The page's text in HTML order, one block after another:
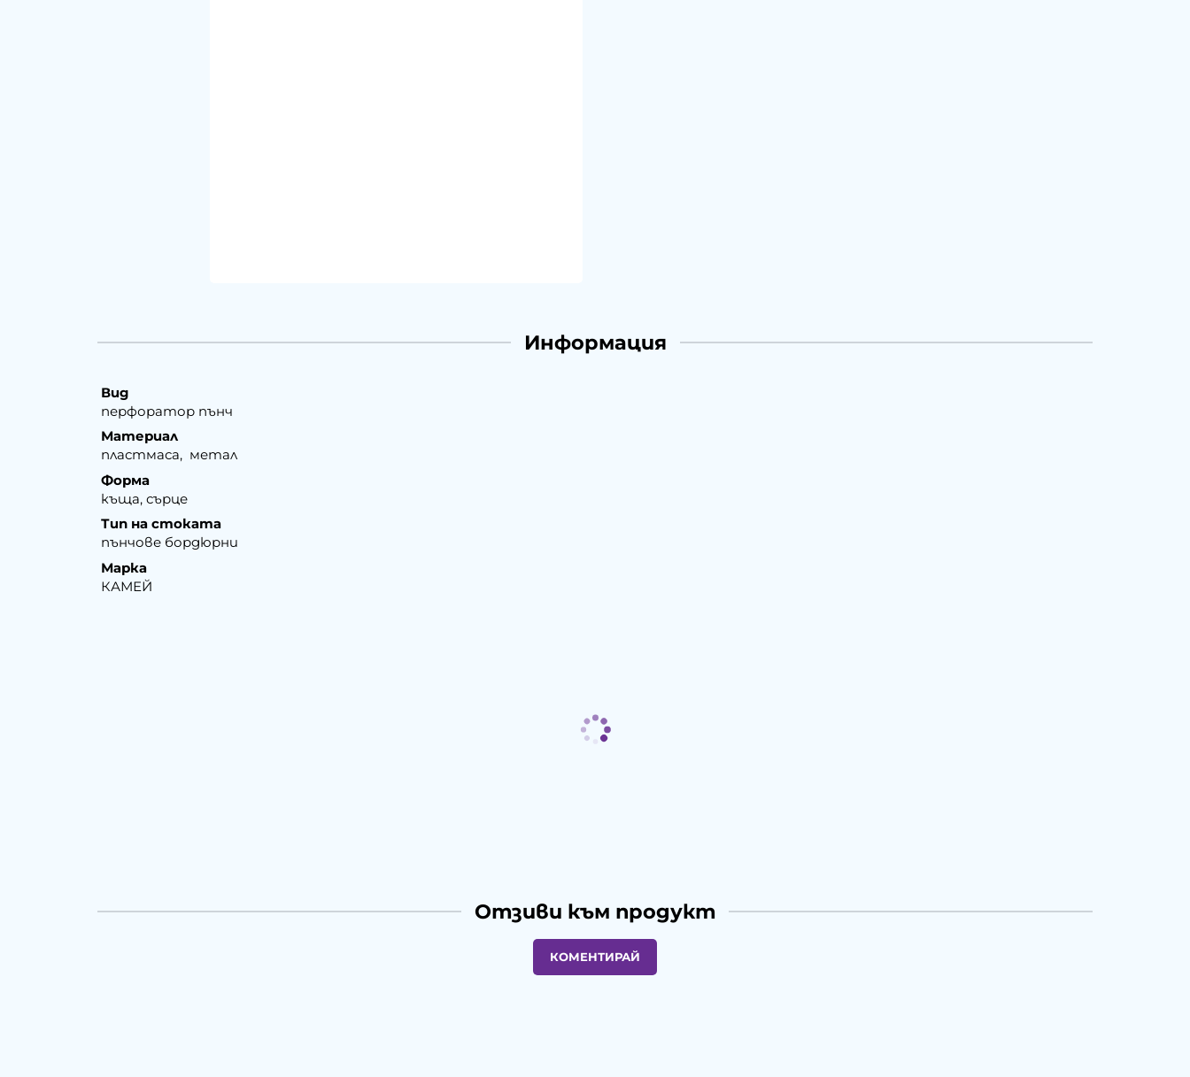
Информация
Вид
перфоратор пънч
Материал
пластмаса, метал
Форма
къща, сърце
Тип на стоката
пънчове бордюрни
Марка
КАМЕЙ
Отзиви към продукт
КОМЕНТИРАЙ